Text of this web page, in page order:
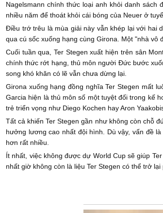
Nagelsmann chính thức loại anh khỏi danh
nhiều năm để thoát khỏi cái bóng của Neuer ở
Điều trớ trêu là mùa giải này vẫn khép lại với hai
qua cú sốc xuống hạng cùng Girona. Một "nhà vô
Cuối tuần qua, Ter Stegen xuất hiện trên sân
chính thức rớt hạng, thủ môn người Đức bước
song khó khăn có lẽ vẫn chưa dừng lại.
Girona xuống hạng đồng nghĩa Ter Stegen mất
Garcia hiện là thủ môn số một tuyệt đối trong kế
trẻ triển vọng như Diego Kochen hay Aron
Tất cả khiến Ter Stegen gần như không còn chỗ
hưởng lương cao nhất đội hình. Dù vậy, vấn đề
hơn rất nhiều.
Ít nhất, việc không được dự World Cup sẽ giúp
nhất giờ không còn là liệu Ter Stegen có thể trở